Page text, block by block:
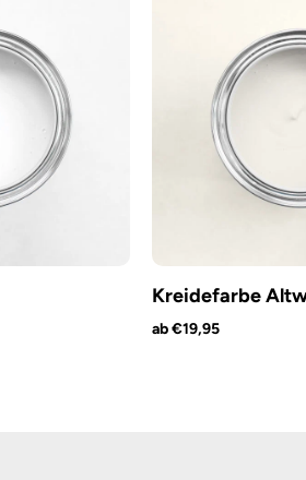
Kreidefarbe
ab €19,95